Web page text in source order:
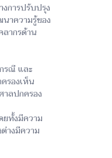
การปรับปรุง
าความรู้ของ
ากรด้าน
รณี และ
รองเห็น
ลปกครอง
ยทั้งมีความ
างมีความ